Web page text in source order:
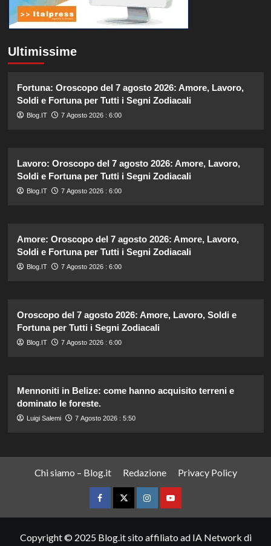
Ultimissime
Fortuna: Oroscopo del 7 agosto 2026: Amore, Lavoro,
Soldi e Fortuna per Tutti i Segni Zodiacali
Blog.IT 7 Agosto 2026 : 6:00
Lavoro: Oroscopo del 7 agosto 2026: Amore, Lavoro,
Soldi e Fortuna per Tutti i Segni Zodiacali
Blog.IT 7 Agosto 2026 : 6:00
Amore: Oroscopo del 7 agosto 2026: Amore, Lavoro,
Soldi e Fortuna per Tutti i Segni Zodiacali
Blog.IT 7 Agosto 2026 : 6:00
Oroscopo del 7 agosto 2026: Amore, Lavoro, Soldi e
Fortuna per Tutti i Segni Zodiacali
Blog.IT 7 Agosto 2026 : 6:00
Mennoniti in Belize: come hanno acquisito terreni e
dominato le foreste.
Luigi Salemi 7 Agosto 2026 : 5:50
Chi siamo – Blog.it Redazione Privacy Policy
FacebookTwitterInstagramYouTube
Copyright © 2025 Blog.it sito affiliato ad IA Network di